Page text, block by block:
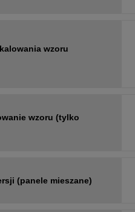
wzoru
wzoru (tylko
(panele mieszane)